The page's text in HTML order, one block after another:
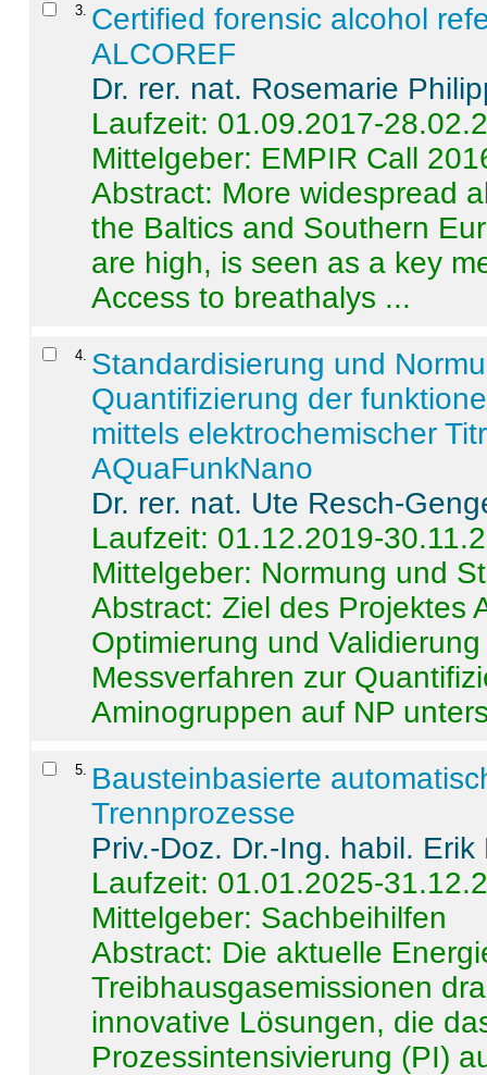
3 Certified forensic alcohol
ALCOREF
Dr. rer. nat. Rosemarie
Laufzeit: 01.09.2017-
Mittelgeber: EMPIR Call
Abstract: More widespread
the Baltics and Southern
are high, is seen as a key
Access to breathalys ...
4 Standardisierung und
Quantifizierung der
mittels elektrochemischer
AQuaFunkNano
Dr. rer. nat. Ute Resch-
Laufzeit: 01.12.2019-
Mittelgeber: Normung und
Abstract:Ziel des Projektes
Optimierung und
Messverfahren zur
Aminogruppen auf NP
5
Bausteinbasierte
Trennprozesse
Priv.-Doz. Dr.-Ing. habil. Erik
Laufzeit: 01.01.2025-
Mittelgeber: Sachbeihilfen
Abstract: Die aktuelle
Treibhausgasemissionen
innovative Lösungen, die
Prozessintensivierung (PI)